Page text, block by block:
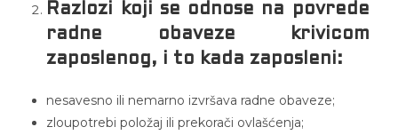
Razlozi koji se odnose na povrede
radne obaveze krivicom
zaposlenog, i to kada zaposleni:
nesavesno ili nemarno izvršava radne obaveze;
zloupotrebi položaj ili prekorači ovlašćenja;